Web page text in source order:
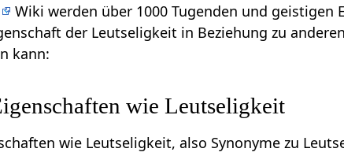
Wiki werden über 1000 Tugenden und
der Leutseligkeit in Beziehung zu
kann:
wie Leutseligkeit
wie Leutseligkeit, also Synonyme zu